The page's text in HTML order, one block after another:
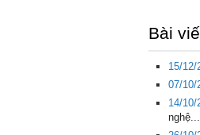
Bài
15/12/
07/10/
14/10/
nghệ...